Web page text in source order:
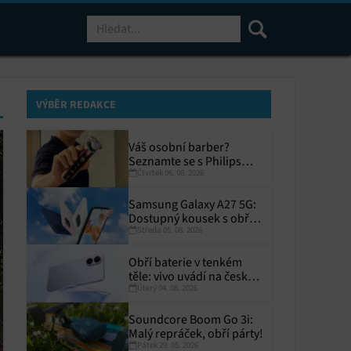
VÝBĚR REDAKCE
Váš osobní barber?
Seznamte se s Philips
i9000 Prestige Ultra
Čtvrtek 06. 08. 2026
Samsung Galaxy A27 5G:
Dostupný kousek s obřím
displejem
Středa 05. 08. 2026
Obří baterie v tenkém
těle: vivo uvádí na český
trh V70 Lite 5G
Úterý 04. 08. 2026
Soundcore Boom Go 3i:
Malý repráček, obří párty!
Pátek 29. 05. 2026